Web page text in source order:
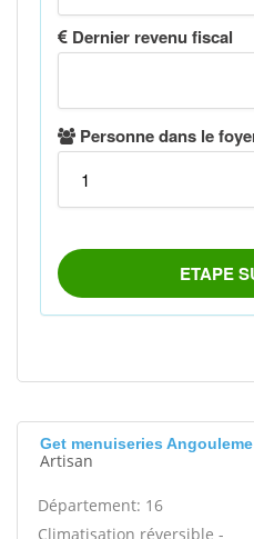
Get menuiseries Angouleme
Artisan
Département: 16
Climatisation réversible -